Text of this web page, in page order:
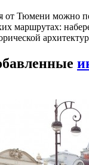
от Тюмени можно
маршрутах: